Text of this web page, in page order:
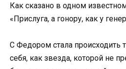
Как сказано в одном
«Прислуга, а гонору, как у
С Федором стала происходить
себя, как звезда, которой не